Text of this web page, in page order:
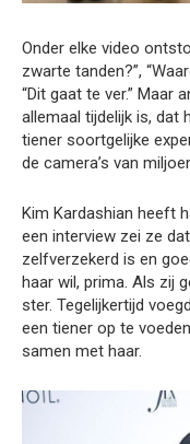
Onder elke video
zwarte tanden?”,
“Dit gaat te ver.” Maar
allemaal tijdelijk is, dat
tiener soortgelijke
de camera’s van
Kim Kardashian heeft
een interview zei ze
zelfverzekerd is en
haar wil, prima. Als zij
ster. Tegelijkertijd
een tiener op te
samen met haar.